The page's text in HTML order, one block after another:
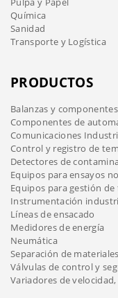
Química
Sanidad
Transporte y Logística
PRODUCTOS
Balanzas y
Componentes de
Comunicaciones
Control y registro de
Detectores de
Equipos para ensayos
Equipos para gestión de
Instrumentación
Líneas de ensacado
Medidores de energía
Neumática
Separación de
Válvulas de control y
Variadores de